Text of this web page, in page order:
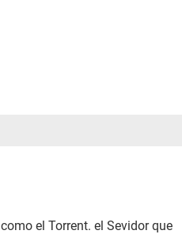
el Torrent. el Sevidor que